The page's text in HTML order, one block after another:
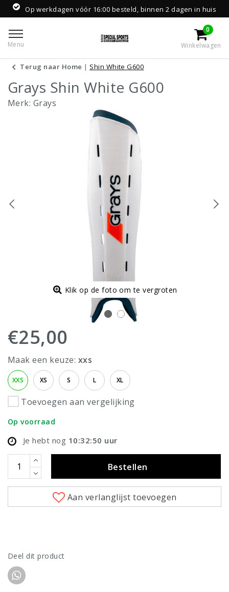
Op werkdagen vóór 16:00 besteld, binnen 2 dagen in huis
Menu
0
Winkelwagen
Terug naar Home | Shin White G600
Grays Shin White G600
Merk: Grays
Klik op de foto om te vergroten
€25,00
Maak een keuze: xxs
XXS XS S L XL
Toevoegen aan vergelijking
Op voorraad
Je hebt nog 10:32:50 uur
Bestellen
Aan verlanglijst toevoegen
Deel dit product